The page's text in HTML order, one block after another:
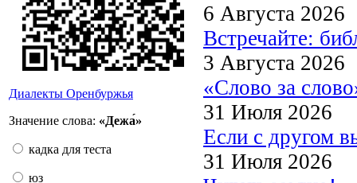
Диалекты Оренбуржья
Значение слова: «Дежа́»
кадка для теста
юз
6 Августа 2026
Встречайте:
3 Августа 2026
«Слово за
31 Июля 2026
Если с другом
31 Июля 2026